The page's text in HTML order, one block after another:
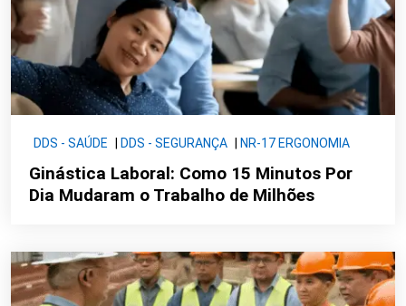
DDS - SAÚDE DDS - SEGURANÇA NR-17 ERGONOMIA
Ginástica Laboral: Como 15 Minutos Por
Dia Mudaram o Trabalho de Milhões